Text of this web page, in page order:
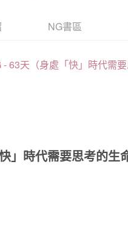
NG書區
- 63天（身處「快」時代需
」時代需要思考的